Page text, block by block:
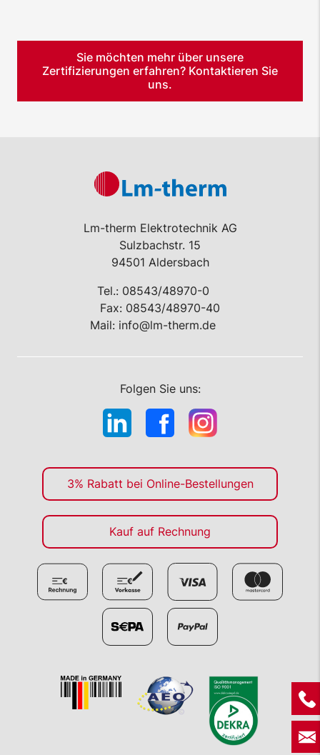
Sie möchten mehr über unsere
Zertifizierungen erfahren? Kontaktieren Sie
uns.
Lm-therm Elektrotechnik AG
Sulzbachstr. 15
94501 Aldersbach
Tel.: 08543/48970-0
Fax: 08543/48970-40
Mail: info@lm-therm.de
Folgen Sie uns:
3% Rabatt bei Online-Bestellungen
Kauf auf Rechnung